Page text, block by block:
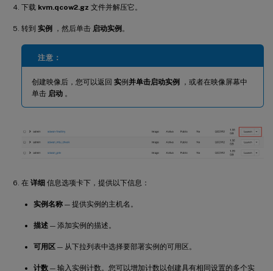
下载 kvm.qcow2.gz 文件并解压它。
转到 实例 ，然后单击 启动实例 。
注意：
创建映像后，您可以返回 实例并单击启动实例
，或者在映像屏幕中
单击 启动 。
在 详细 信息选项卡下，提供以下信息：
实例名称 — 提供实例的主机名。
描述 — 添加实例的描述。
可用区 — 从下拉列表中选择要部署实例的可用区。
计数 — 输入实例计数。您可以增加计数以创建具有相同设置的多个实